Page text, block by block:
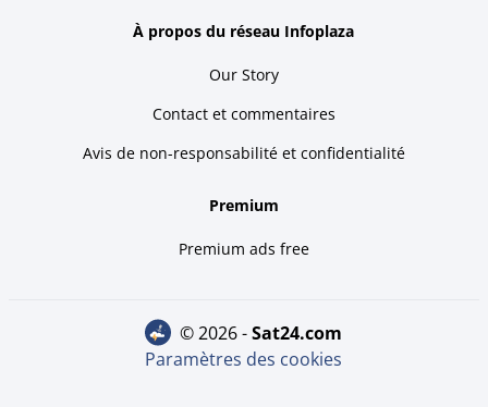
À propos du réseau Infoplaza
Our Story
Contact et commentaires
Avis de non-responsabilité et confidentialité
Premium
Premium ads free
© 2026 - sat24.com
Paramètres des cookies